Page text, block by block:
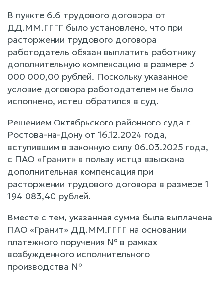
В пункте 6.6 трудового договора от
ДД.ММ.ГГГГ было установлено, что при
расторжении трудового договора
работодатель обязан выплатить работнику
дополнительную компенсацию в размере 3
000 000,00 рублей. Поскольку указанное
условие договора работодателем не было
исполнено, истец обратился в суд.
Решением Октябрьского районного суда г.
Ростова-на-Дону от 16.12.2024 года,
вступившим в законную силу 06.03.2025 года,
с ПАО «Гранит» в пользу истца взыскана
дополнительная компенсация при
расторжении трудового договора в размере 1
194 083,40 рублей.
Вместе с тем, указанная сумма была выплачена
ПАО «Гранит» ДД.ММ.ГГГГ на основании
платежного поручения № в рамках
возбужденного исполнительного
производства №